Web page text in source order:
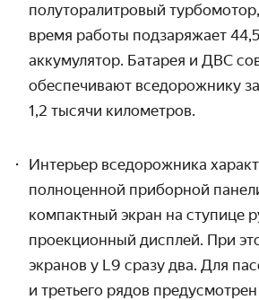
полуторалитровый
время работы подзаряжает
аккумулятор. Батарея и ДВС
обеспечивают вседорожнику
1,2 тысячи километров.
Интерьер вседорожника
полноценной приборной
компактный экран на ступице
проекционный дисплей. При
экранов у L9 сразу два. Для
и третьего рядов предусмотрен